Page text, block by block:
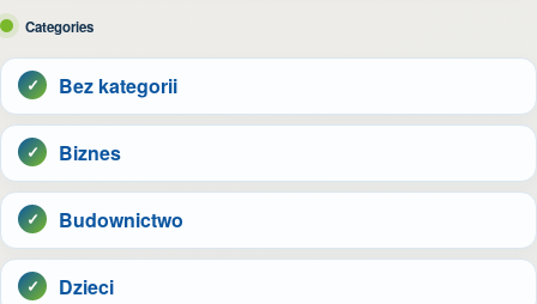
Categories
Bez kategorii
Biznes
Budownictwo
Dzieci